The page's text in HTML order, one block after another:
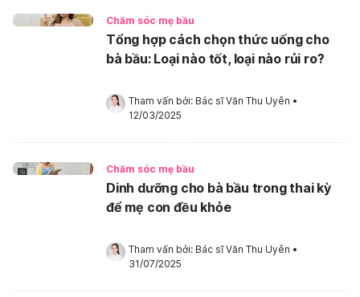
Chăm sóc mẹ bầu
Tổng hợp cách chọn thức uống cho
bà bầu: Loại nào tốt, loại nào rủi ro?
Tham vấn bởi: Bác sĩ Văn Thu Uyên •
12/03/2025
Chăm sóc mẹ bầu
Dinh dưỡng cho bà bầu trong thai kỳ
để mẹ con đều khỏe
Tham vấn bởi: Bác sĩ Văn Thu Uyên •
31/07/2025